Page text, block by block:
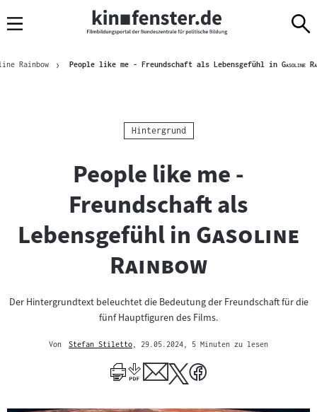
Navigation
zum
zur
amBrotkrümelnavigation
Rainbow People like me - Freundschaft als Lebensgefühl in "
Gasoline
Kategorie:
Hintergrund
People like me -
Freundschaft als
Lebensgefühl in "
Gasoline
Rainbow"
Der Hintergrundtext beleuchtet die Bedeutung der Freundschaft für die
fünf Hauptfiguren des Films.
Von
Stefan Stiletto
Author
, 29.05.2024 , 5 Minuten zu lesen